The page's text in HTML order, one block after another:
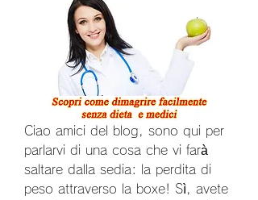
Ciao amici del blog, sono qui per
parlarvi di una cosa che vi farà
saltare dalla sedia: la perdita di
peso attraverso la boxe! Sì, avete